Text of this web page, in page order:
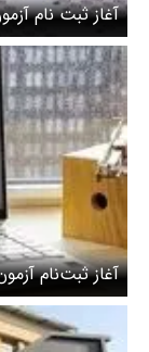
آغاز ثبت نام
الکترونیکی
آزاد اسلامی